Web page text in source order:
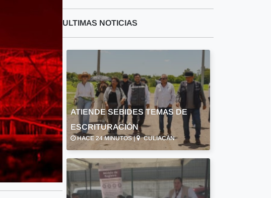
ULTIMAS NOTICIAS
ATIENDE SEBIDES TEMAS DE
ESCRITURACIÓN
HACE 24 MINUTOS | CULIACÁN